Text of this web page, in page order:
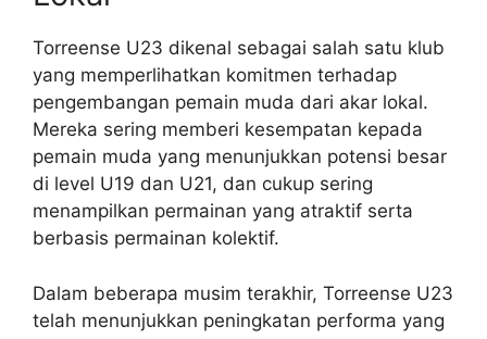
Torreense U23 dikenal sebagai salah satu klub
yang memperlihatkan komitmen terhadap
pengembangan pemain muda dari akar lokal.
Mereka sering memberi kesempatan kepada
pemain muda yang menunjukkan potensi besar
di level U19 dan U21, dan cukup sering
menampilkan permainan yang atraktif serta
berbasis permainan kolektif.
Dalam beberapa musim terakhir, Torreense U23
telah menunjukkan peningkatan performa yang